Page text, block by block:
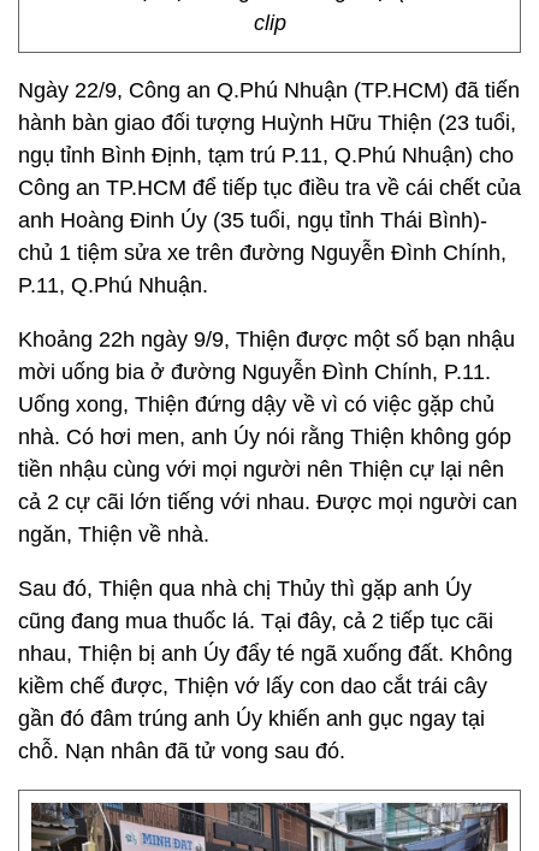
clip
Ngày 22/9, Công an Q.Phú Nhuận (TP.HCM) đã tiến
hành bàn giao đối tượng Huỳnh Hữu Thiện (23 tuổi,
ngụ tỉnh Bình Định, tạm trú P.11, Q.Phú Nhuận) cho
Công an TP.HCM để tiếp tục điều tra về cái chết của
anh Hoàng Đinh Úy (35 tuổi, ngụ tỉnh Thái Bình)-
chủ 1 tiệm sửa xe trên đường Nguyễn Đình Chính,
P.11, Q.Phú Nhuận.
Khoảng 22h ngày 9/9, Thiện được một số bạn nhậu
mời uống bia ở đường Nguyễn Đình Chính, P.11.
Uống xong, Thiện đứng dậy về vì có việc gặp chủ
nhà. Có hơi men, anh Úy nói rằng Thiện không góp
tiền nhậu cùng với mọi người nên Thiện cự lại nên
cả 2 cự cãi lớn tiếng với nhau. Được mọi người can
ngăn, Thiện về nhà.
Sau đó, Thiện qua nhà chị Thủy thì gặp anh Úy
cũng đang mua thuốc lá. Tại đây, cả 2 tiếp tục cãi
nhau, Thiện bị anh Úy đẩy té ngã xuống đất. Không
kiềm chế được, Thiện vớ lấy con dao cắt trái cây
gần đó đâm trúng anh Úy khiến anh gục ngay tại
chỗ. Nạn nhân đã tử vong sau đó.